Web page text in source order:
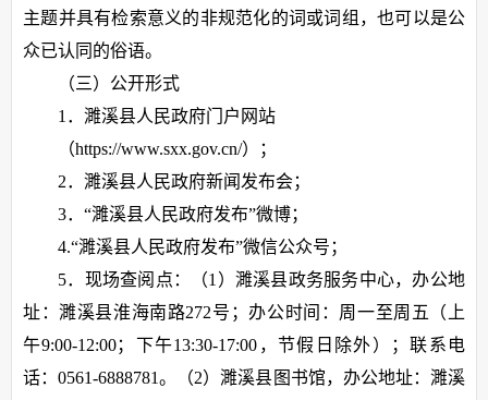
主题并具有检索意义的非规范化的词或词组，也可以是公
众已认同的俗语。
（三）公开形式
1．濉溪县人民政府门户网站
（https://www.sxx.gov.cn/）；
2．濉溪县人民政府新闻发布会；
3．“濉溪县人民政府发布”微博；
4.“濉溪县人民政府发布”微信公众号；
5．现场查阅点：（1）濉溪县政务服务中心，办公地
址：濉溪县淮海南路272号；办公时间：周一至周五（上
午9:00-12:00；下午13:30-17:00，节假日除外）；联系电
话：0561-6888781。（2）濉溪县图书馆，办公地址：濉溪